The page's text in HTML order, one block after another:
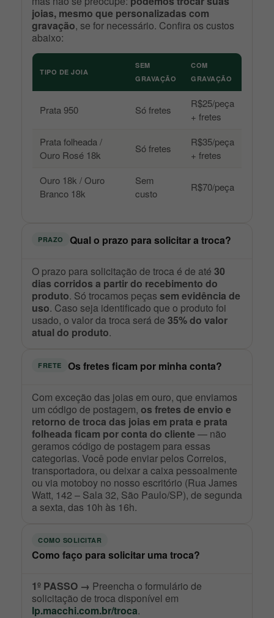
joias, mesmo que personalizadas com
gravação, se for necessário. Confira os custos
abaixo:
TIPO DE JOIA
SEM
GRAVAÇÃO
COM
GRAVAÇÃO
Prata 950 Só fretes
R$25/peça
+ fretes
Prata folheada /
Ouro Rosé 18k
Só fretes
R$35/peça
+ fretes
Ouro 18k / Ouro
Branco 18k
Sem
custo
R$70/peça
PRAZO Qual o prazo para solicitar a troca?
O prazo para solicitação de troca é de até 30
dias corridos a partir do recebimento do
produto. Só trocamos peças sem evidência de
uso. Caso seja identificado que o produto foi
usado, o valor da troca será de 35% do valor
atual do produto.
FRETE Os fretes ficam por minha conta?
Com exceção das joias em ouro, que enviamos
um código de postagem, os fretes de envio e
retorno de troca das joias em prata e prata
folheada ficam por conta do cliente— não
geramos código de postagem para essas
categorias. Você pode enviar pelos Correios,
transportadora, ou deixar a caixa pessoalmente
ou via motoboy no nosso escritório (Rua James
Watt, 142 – Sala 32, São Paulo/SP), de segunda
a sexta, das 10h às 16h.
COMO SOLICITAR
Como faço para solicitar uma troca?
1º PASSO → Preencha o formulário de
solicitação de troca disponível em
lp.macchi.com.br/troca.